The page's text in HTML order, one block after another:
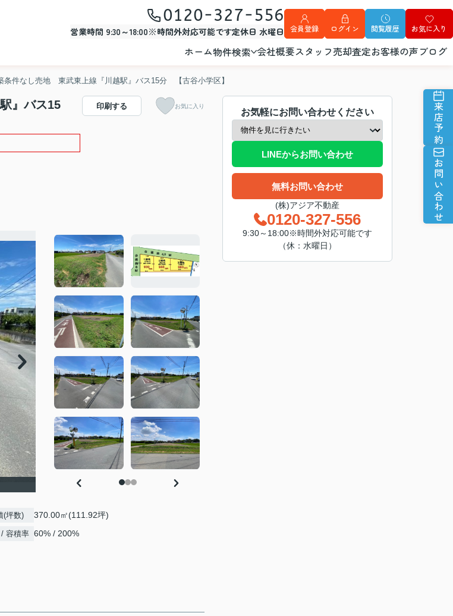
0120-327-556
営業時間 9:30～18:00※時間外対応可能です定休日 水曜日 会員登録 ログイン 閲覧履歴 お気に入り
ホーム物件検索 会社概要スタッフ売却査定お客様の声ブログ
来店予約
お問い合わせ
件なし売地 東武東上線『川越駅』バス15分 【古谷小学区】
』バス15
印刷する お気に入り
(坪数) 370.00㎡(111.92坪)
容積率 60% / 200%
お気軽にお問い合わせください
LINEからお問い合わせ
無料お問い合わせ
(株)アジア不動産
0120-327-556
9:30～18:00※時間外対応可能です
（休：水曜日）